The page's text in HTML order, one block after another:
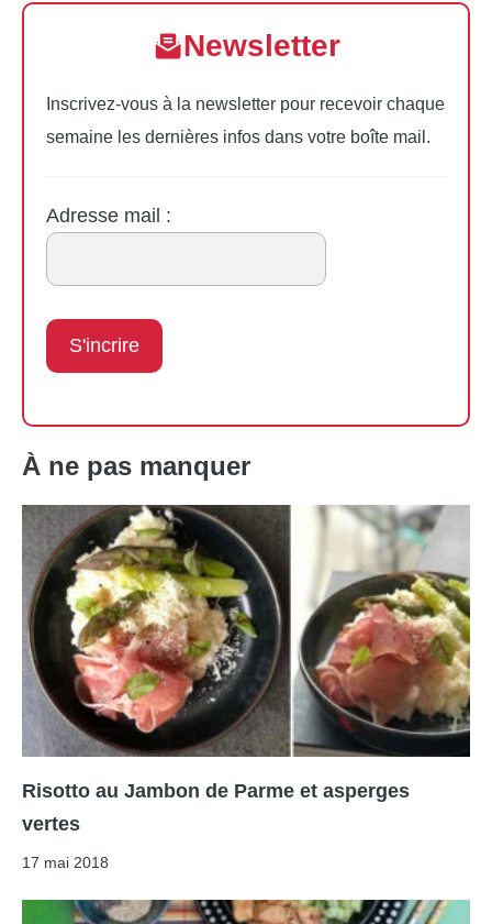
Newsletter
Inscrivez-vous à la newsletter pour recevoir chaque
semaine les dernières infos dans votre boîte mail.
Adresse mail :
À ne pas manquer
Risotto au Jambon de Parme et asperges
vertes
17 mai 2018